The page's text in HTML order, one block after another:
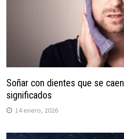
Soñar con dientes que se
significados
14 enero, 2026